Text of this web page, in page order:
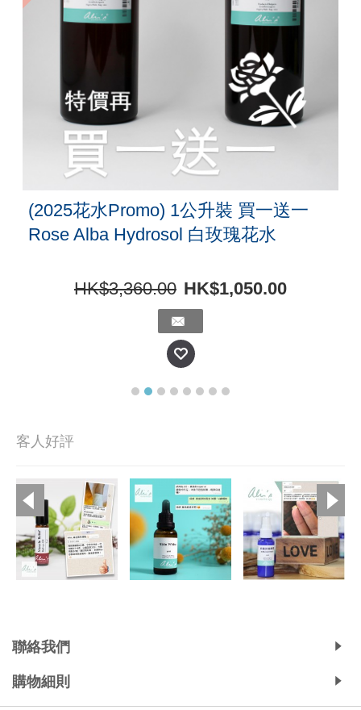
(2025花水Promo) 1公升裝 買一送一
Rose Alba Hydrosol 白玫瑰花水
HK$3,360.00 HK$1,050.00
客人好評
聯絡我們
購物細則